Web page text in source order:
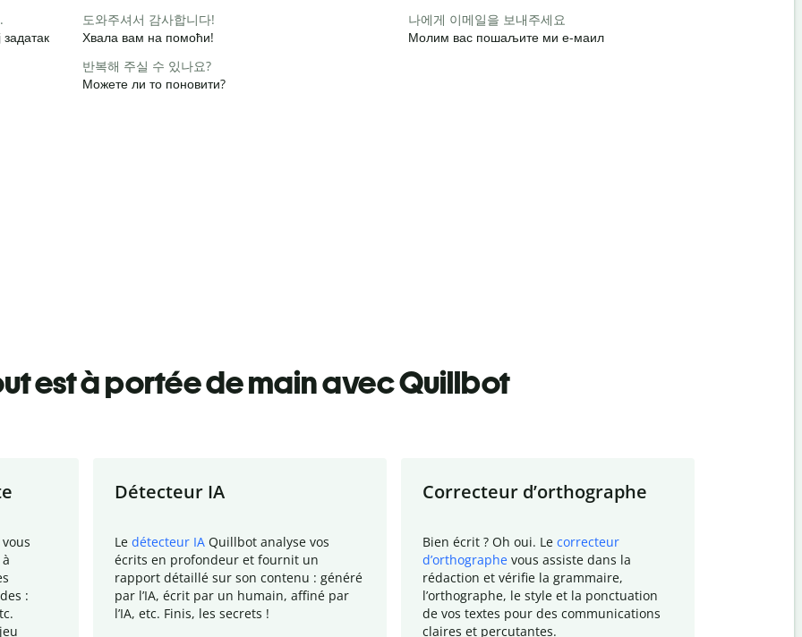
도와주셔서 감사합니다!
Хвала вам на помоћи!
나에게 이메일을 보내주세요
Молим вас пошаљите ми е-маил
반복해 주실 수 있나요?
Можете ли то поновити?
est à portée de main avec Quillbot
:
Détecteur IA
Le détecteur IA Quillbot analyse vos
écrits en profondeur et fournit un
rapport détaillé sur son contenu : généré
par l’IA, écrit par un humain, affiné par
l’IA, etc. Finis, les secrets !
Correcteur d’orthographe
Bien écrit ? Oh oui. Le correcteur
d’orthographe vous assiste dans la
rédaction et vérifie la grammaire,
l’orthographe, le style et la ponctuation
de vos textes pour des communications
claires et percutantes.